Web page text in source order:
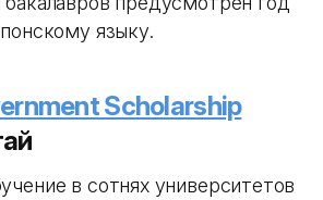
языку.
Scholarship
в сотнях университетов